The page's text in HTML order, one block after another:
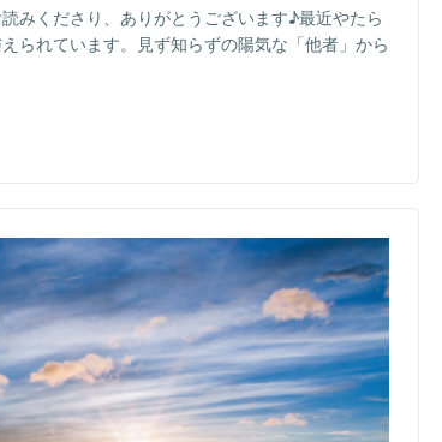
くださり、ありがとうございます♪最近やたら
られています。見ず知らずの陽気な「他者」から